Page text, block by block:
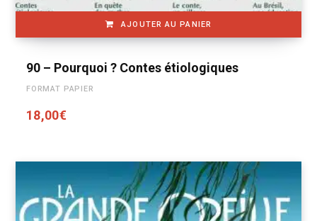
AJOUTER AU PANIER
90 – Pourquoi ? Contes étiologiques
FORMAT PAPIER
18,00€